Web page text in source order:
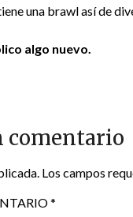
una brawl así de
algo nuevo.
comentario
Los campos
*